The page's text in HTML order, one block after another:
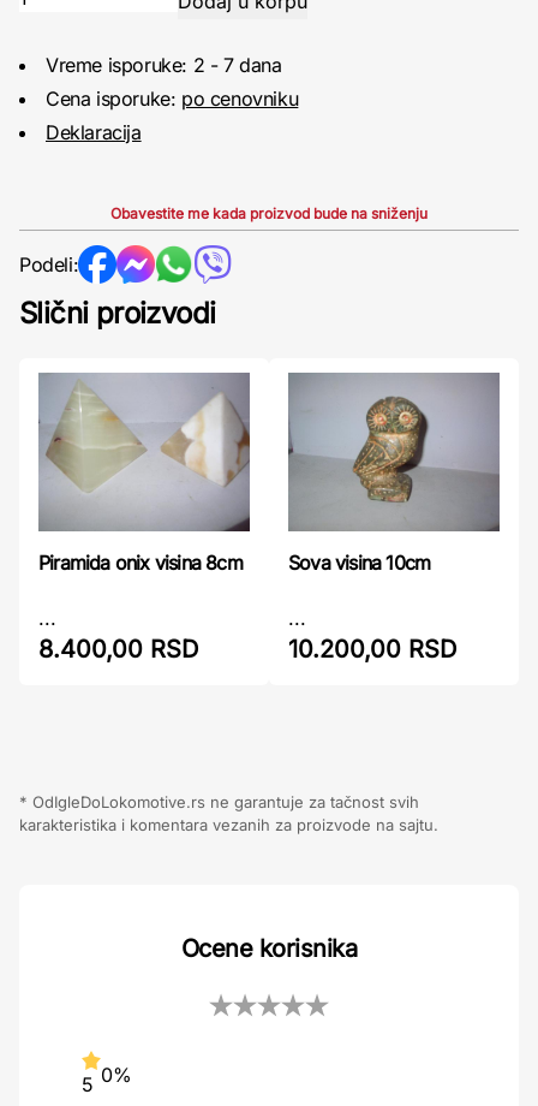
Vreme isporuke: 2 - 7 dana
Cena isporuke: po cenovniku
Deklaracija
Obavestite me kada proizvod bude na sniženju
Podeli:
Slični proizvodi
Piramida onix visina 8cm
...
8.400,00 RSD
Sova visina 10cm
...
10.200,00 RSD
* OdIgleDoLokomotive.rs ne garantuje za tačnost svih
karakteristika i komentara vezanih za proizvode na sajtu.
Ocene korisnika
5 0%